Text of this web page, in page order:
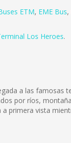
ETM, EME Bus,
Los Heroes.
a las famosas
por ríos,
primera vista